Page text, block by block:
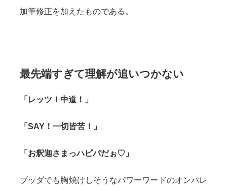
加筆修正を加えたものである。
最先端すぎて理解が追いつかない
「レッツ！中道！」
「SAY！一切皆苦！」
「お釈迦さまっハピパだぉ♡」
ブッダでも胸焼けしそうなパワーワードのオンパレ